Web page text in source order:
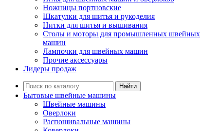
Ножницы портновские
Шкатулки для шитья и рукоделия
Нитки для шитья и вышивания
Столы и моторы для промышленных швейных
машин
Лампочки для швейных машин
Прочие аксессуары
Лидеры продаж
Найти
Бытовые швейные машины
Швейные машины
Оверлоки
Распошивальные машины